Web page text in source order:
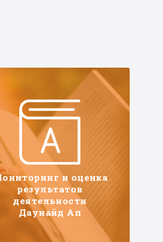
и оценка
результатов
деятельности
Даунайд Ап